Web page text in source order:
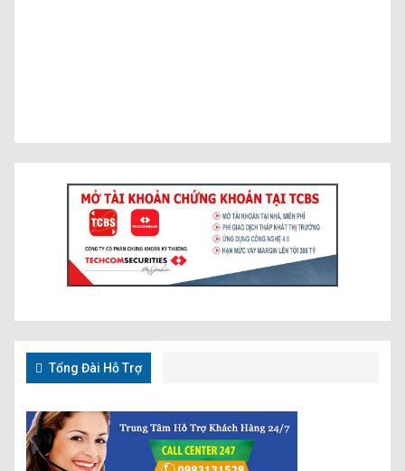
Tổng Đài Hỗ Trợ